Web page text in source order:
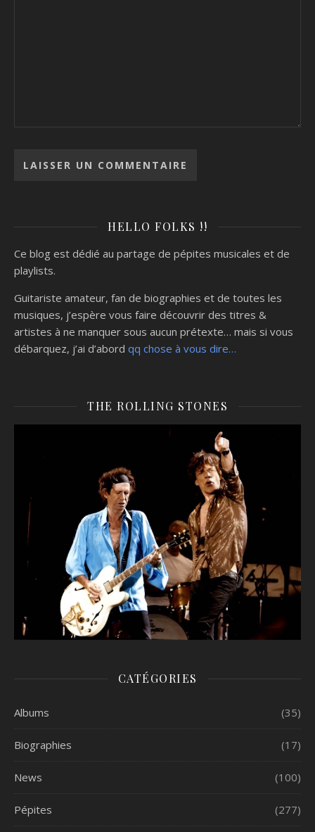
HELLO FOLKS !!
Ce blog est dédié au partage de pépites musicales et de
playlists.
Guitariste amateur, fan de biographies et de toutes les
musiques, j’espère vous faire découvrir des titres &
artistes à ne manquer sous aucun prétexte… mais si vous
débarquez, j’ai d’abord qq chose à vous dire…
THE ROLLING STONES
CATÉGORIES
Albums (35)
Biographies (17)
News (100)
Pépites (277)